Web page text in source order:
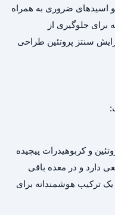
اسیدهای ضروری به همراه
برای جلوگیری از
سنتز پروتئین طراحی
و کربوهیدرات پیچیده
دارد و در معده باقی
یک ترکیب هوشمندانه برای